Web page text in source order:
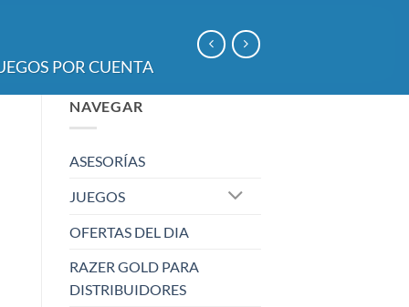
POR CUENTA
NAVEGAR
ASESORÍAS
JUEGOS
OFERTAS DEL DIA
RAZER GOLD PARA
DISTRIBUIDORES